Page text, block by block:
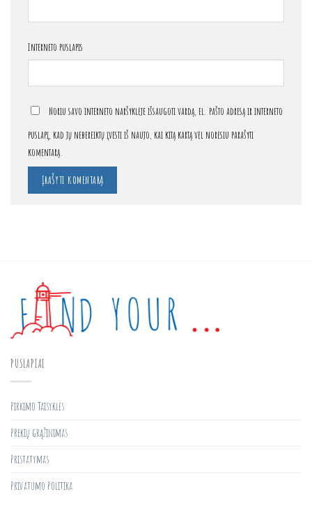
Interneto puslapis
Noriu savo interneto naršyklėje išsaugoti vardą, el. pašto adresą ir interneto
puslapį, kad jų nebereiktų įvesti iš naujo, kai kitą kartą vėl norėsiu parašyti
komentarą.
PUSLAPIAI
Pirkimo Taisyklės
Prekių grąžinimas
Pristatymas
Privatumo Politika